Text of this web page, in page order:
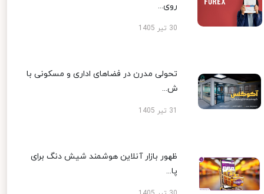
روی...
30 تیر 1405
تحولی مدرن در فضاهای اداری و مسکونی با
ش...
ظهور بازار آنلاین هوشمند شیش دنگ برای
پا...